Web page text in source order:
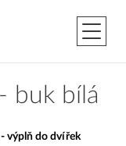
buk bílá
výplň do dvířek